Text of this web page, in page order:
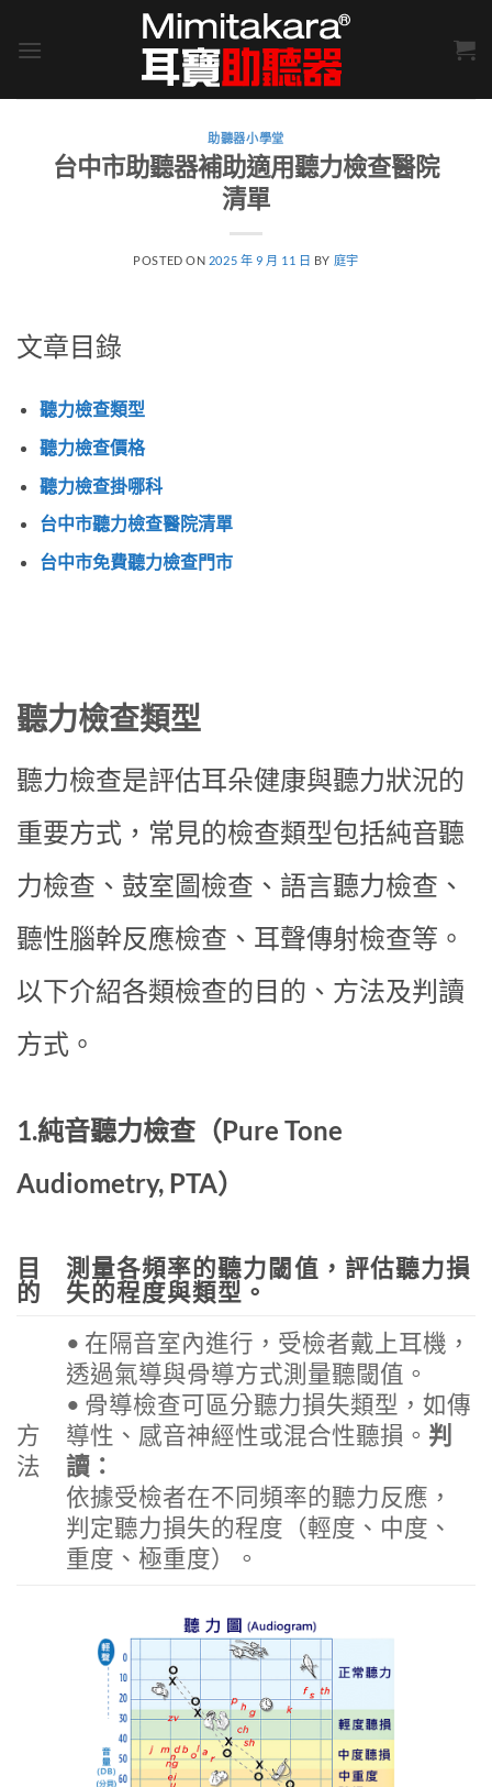
助聽器小學堂
台中市助聽器補助適用聽力檢查醫院
清單
POSTED ON 2025 年 9 月 11 日 BY 庭宇
文章目錄
聽力檢查類型
聽力檢查價格
聽力檢查掛哪科
台中市聽力檢查醫院清單
台中市免費聽力檢查門市
聽力檢查類型
聽力檢查是評估耳朵健康與聽力狀況的
重要方式，常見的檢查類型包括純音聽
力檢查、鼓室圖檢查、語言聽力檢查、
聽性腦幹反應檢查、耳聲傳射檢查等。
以下介紹各類檢查的目的、方法及判讀
方式。
1.純音聽力檢查（Pure Tone
Audiometry, PTA）
目
的
測量各頻率的聽力閾值，評估聽力損
失的程度與類型。
方
法
• 在隔音室內進行，受檢者戴上耳機，
透過氣導與骨導方式測量聽閾值。
• 骨導檢查可區分聽力損失類型，如傳
導性、感音神經性或混合性聽損。 判
讀：
依據受檢者在不同頻率的聽力反應，
判定聽力損失的程度（輕度、中度、
重度、極重度）。